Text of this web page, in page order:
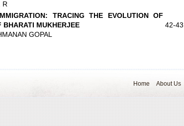
R
TRACING THE EVOLUTION OF
BHARATI MUKHERJEE
GOPAL
42-43
Home About Us